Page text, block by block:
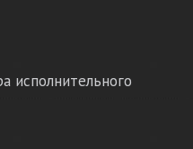
исполнительного